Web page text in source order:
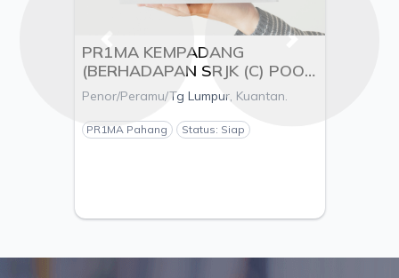
PR1MA KEMPADANG
(BERHADAPAN SRJK (C) POOI
MING), MUKIM KUALA
KUANTAN, DAERAH
KUANTAN, PAHANG - PEMAJU
ESTANIA S/B
Penor/Peramu/Tg Lumpur, Kuantan.
PR1MA Pahang Status: Siap
Previous